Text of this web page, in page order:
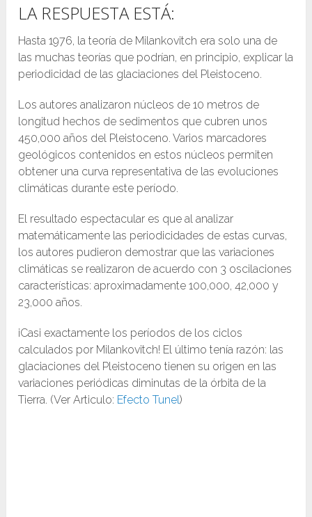
LA RESPUESTA ESTÁ:
Hasta 1976, la teoría de Milankovitch era solo una de
las muchas teorías que podrían, en principio, explicar la
periodicidad de las glaciaciones del Pleistoceno.
Los autores analizaron núcleos de 10 metros de
longitud hechos de sedimentos que cubren unos
450,000 años del Pleistoceno. Varios marcadores
geológicos contenidos en estos núcleos permiten
obtener una curva representativa de las evoluciones
climáticas durante este período.
El resultado espectacular es que al analizar
matemáticamente las periodicidades de estas curvas,
los autores pudieron demostrar que las variaciones
climáticas se realizaron de acuerdo con 3 oscilaciones
características: aproximadamente 100,000, 42,000 y
23,000 años.
¡Casi exactamente los períodos de los ciclos
calculados por Milankovitch! El último tenía razón: las
glaciaciones del Pleistoceno tienen su origen en las
variaciones periódicas diminutas de la órbita de la
Tierra. (Ver Articulo: Efecto Tunel)